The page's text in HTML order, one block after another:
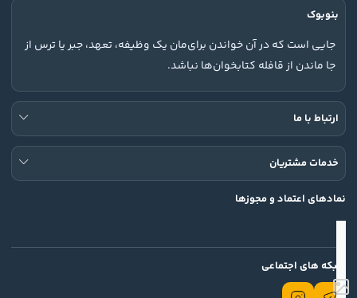
بنوبوک
جایی است که در آن خواندن برای‌مان یک وظیفه، تعهد، جبر یا ترس از
جا ماندن از قافله کتابخوان‌ها نباشد.
ارتباط با ما
خدمات مشتریان
نمادهای اعتماد و مجوزها
شبکه های اجتماعی